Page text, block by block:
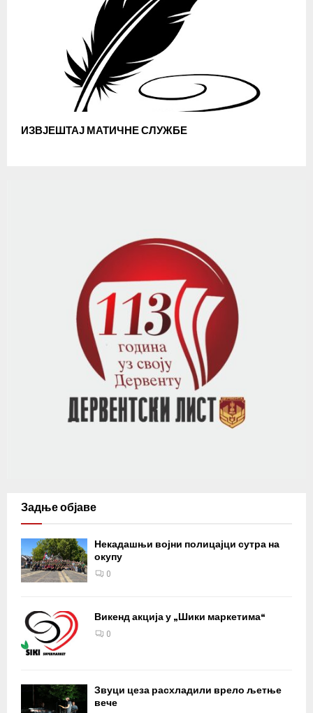
ИЗВЈЕШТАЈ МАТИЧНЕ СЛУЖБЕ
Задње објаве
Некадашњи војни полицајци сутра на
окупу
0
Викенд акција у „Шики маркетима“
0
Звуци цеза расхладили врело љетње
вече